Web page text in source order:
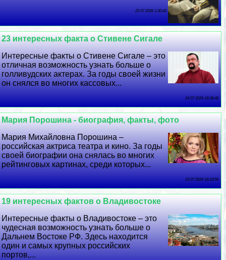
25 07 2026 1:30:42
23 интересных факта о Стивене Сигале
Интересные факты о Стивене Сигале – это
отличная возможность узнать больше о
голливудских актерах. За годы своей жизни
он снялся во многих кассовых...
24 07 2026 18:38:48
Мария Порошина - биография, факты, фото
Мария Михайловна Порошина –
российская актриса театра и кино. За годы
своей биографии она снялась во многих
рейтинговых картинах, среди которых...
23 07 2026 18:18:56
19 интересных фактов о Владивостоке
Интересные факты о Владивостоке – это
чудесная возможность узнать больше о
Дальнем Востоке РФ. Здесь находится
один и самых крупных российских
портов,...